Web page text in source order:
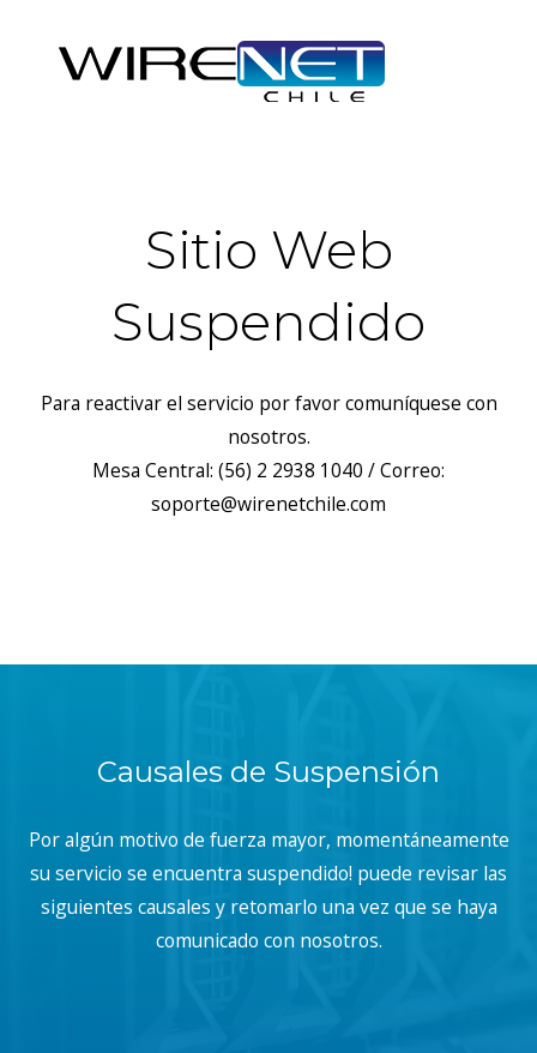
Sitio Web
Suspendido
Para reactivar el servicio por favor comuníquese con
nosotros.
Mesa Central: (56) 2 2938 1040 / Correo:
soporte@wirenetchile.com
Causales de Suspensión
Por algún motivo de fuerza mayor, momentáneamente
su servicio se encuentra suspendido! puede revisar las
siguientes causales y retomarlo una vez que se haya
comunicado con nosotros.